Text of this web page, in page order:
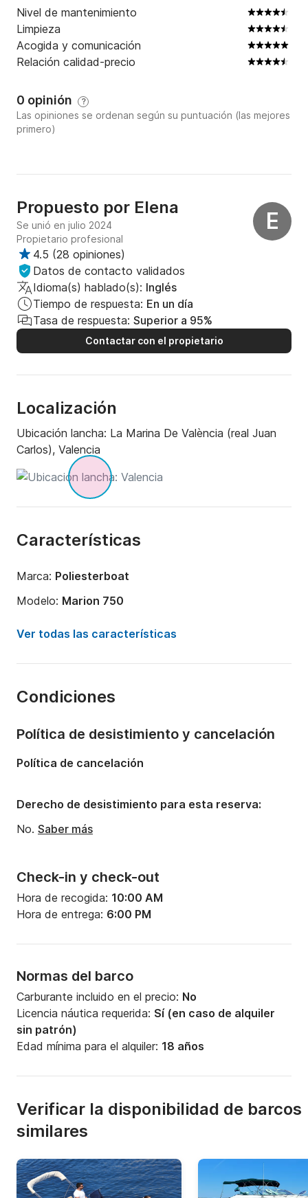
Nivel de mantenimiento
Limpieza
Acogida y comunicación
Relación calidad-precio
0 opinión ?
Las opiniones se ordenan según su puntuación (las mejores
primero)
E
Propuesto por Elena
Se unió en julio 2024
Propietario profesional
4.5 (28 opiniones)
Datos de contacto validados
Idioma(s) hablado(s): Inglés
Tiempo de respuesta: En un día
Tasa de respuesta: Superior a 95%
Contactar con el propietario
Localización
Ubicación lancha: La Marina De València (real Juan
Carlos), Valencia
Características
Marca: Poliesterboat
Modelo: Marion 750
150CV
Capacidad a bordo:
Ver todas las características
Condiciones
Check-in y check-out
Hora de recogida: 10:00 AM
Hora de entrega: 6:00 PM
Normas del barco
Carburante incluido en el precio: No
Licencia náutica requerida: Sí (en caso de alquiler
sin patrón)
Edad mínima para el alquiler: 18 años
Política de desistimiento y cancelación
Política de cancelación
Derecho de desistimiento para esta reserva:
No. Saber más
Verificar la disponibilidad de barcos
similares